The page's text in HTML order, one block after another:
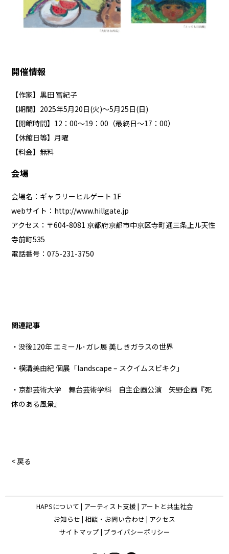
開催情報
【作家】黒田 冨紀子
【期間】2025年5月20日(火)～5月25日(日)
【開館時間】12：00～19：00（最終日～17：00）
【休館日等】月曜
【料金】無料
会場
会場名：ギャラリーヒルゲート 1F
webサイト： http://www.hillgate.jp
アクセス：〒604-8081 京都府京都市中京区寺町通三条上ル天性
寺前町535
電話番号：075-231-3750
関連記事
・没後120年 エミール･ガレ展 美しきガラスの世界
・横溝美由紀 個展「landscape – スクイムスビキク」
・京都芸術大学 舞台芸術学科 自主企画公演 矢野企画『死
体のある風景』
< 戻る
HAPSについて | アーティスト支援 | アートと共生社会
お知らせ | 相談・お問い合わせ | アクセス
サイトマップ | プライバシーポリシー